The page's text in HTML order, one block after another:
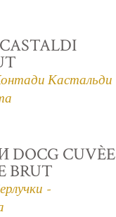
Кастальди
CUVÈE
BRUT
-